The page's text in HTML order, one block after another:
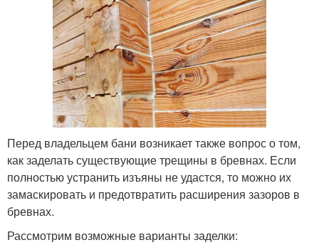
Перед владельцем бани возникает также вопрос о том,
как заделать существующие трещины в бревнах. Если
полностью устранить изъяны не удастся, то можно их
замаскировать и предотвратить расширения зазоров в
бревнах.
Рассмотрим возможные варианты заделки: